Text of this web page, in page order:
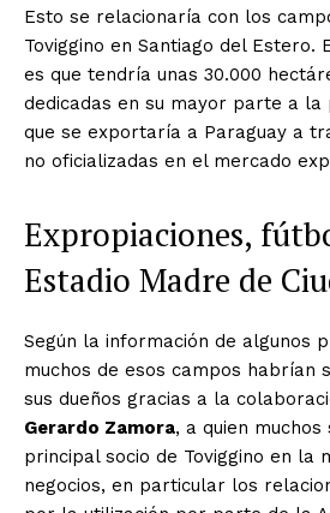
Esto se relacionaría con los
Toviggino en Santiago del Estero.
es que tendría unas 30.000
dedicadas en su mayor parte a la
que se exportaría a Paraguay a
no oficializadas en el mercado
Expropiaciones,
Estadio Madre de
Según la información de algunos
muchos de esos campos habrían
sus dueños gracias a la
Gerardo Zamora, a quien
principal socio de Toviggino en la
negocios, en particular los